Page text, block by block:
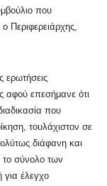
που
Περιφερειάρχης,
ερωτήσεις
αφού επεσήμανε ότι
που
τουλάχιστον σε
διάφανη και
το σύνολο των
έλεγχο